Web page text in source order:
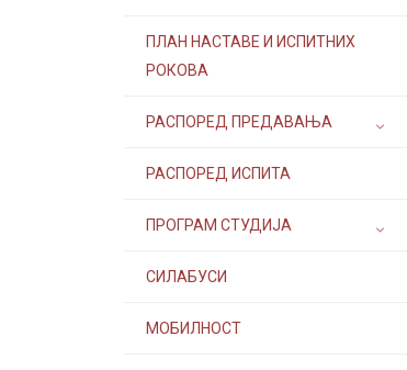
ПЛАН НАСТАВЕ И ИСПИТНИХ
РОКОВА
РАСПОРЕД ПРЕДАВАЊА
РАСПОРЕД ИСПИТА
ПРОГРАМ СТУДИЈА
СИЛАБУСИ
МОБИЛНОСТ